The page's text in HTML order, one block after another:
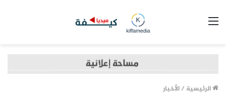
الرئيسية /الأخبار